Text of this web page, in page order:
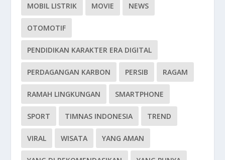
MOBIL LISTRIK MOVIE NEWS
OTOMOTIF
PENDIDIKAN KARAKTER ERA DIGITAL
PERDAGANGAN KARBON PERSIB RAGAM
RAMAH LINGKUNGAN SMARTPHONE
SPORT TIMNAS INDONESIA TREND
VIRAL WISATA YANG AMAN